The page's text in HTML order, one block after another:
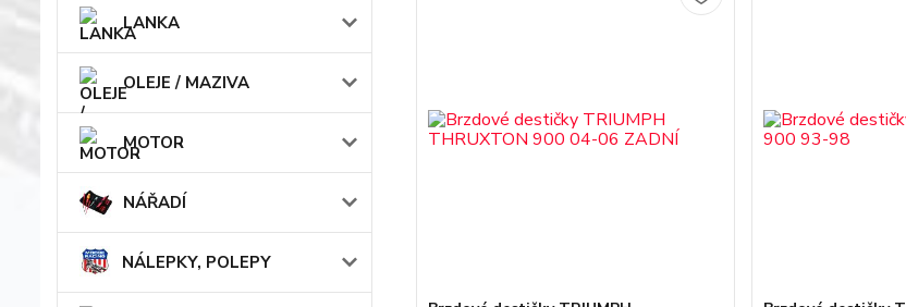
LANKA
OLEJE / MAZIVA
MOTOR
NÁŘADÍ
NÁLEPKY, POLEPY